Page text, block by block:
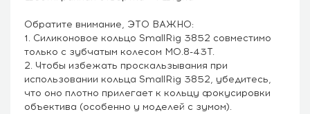
Обратите внимание, ЭТО ВАЖНО:
1. Силиконовое кольцо SmallRig 3852 совместимо
только с зубчатым колесом M0.8-43T.
2. Чтобы избежать проскальзывания при
использовании кольца SmallRig 3852, убедитесь,
что оно плотно прилегает к кольцу фокусировки
объектива (особенно у моделей с зумом).